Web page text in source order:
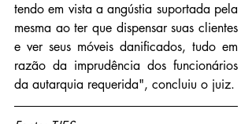
tendo em vista a angústia suportada pela
mesma ao ter que dispensar suas clientes
e ver seus móveis danificados, tudo em
razão da imprudência dos funcionários
da autarquia requerida", concluiu o juiz.